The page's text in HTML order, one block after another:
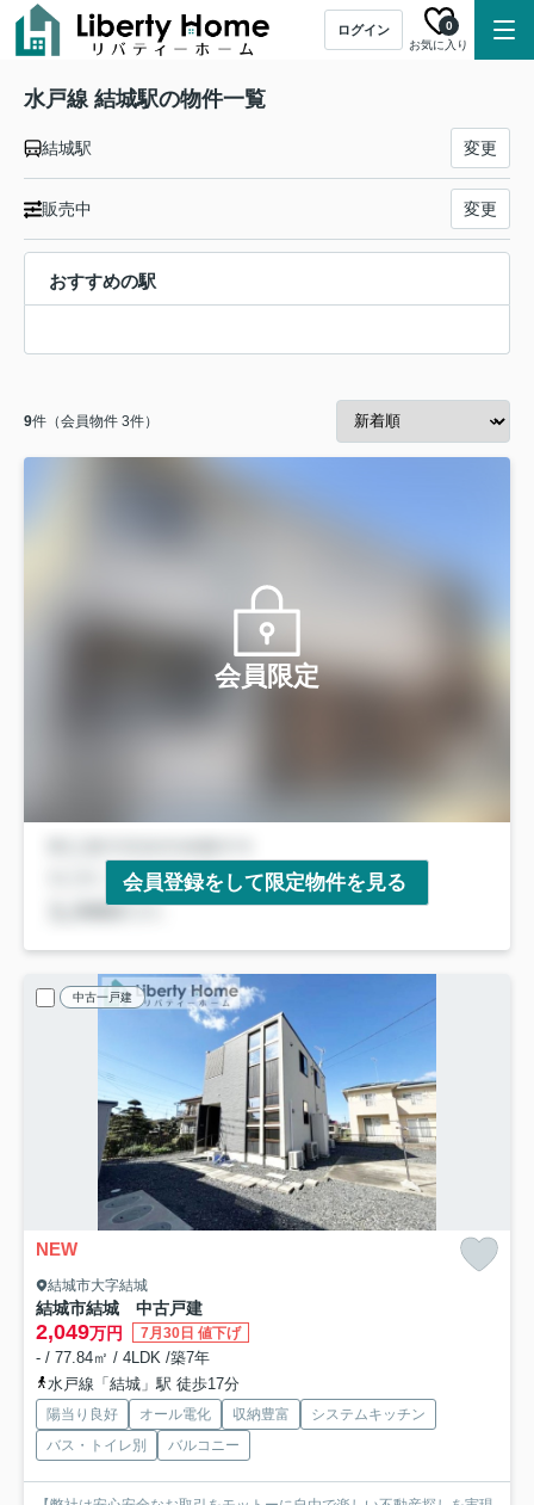
ログイン
お気に入り
0
水戸線 結城駅の物件一覧
結城駅 変更
販売中 変更
おすすめの駅
9件（会員物件 3件）
会員限定
会員登録をして限定物件を見る
中古一戸建
NEW
結城市大字結城
結城市結城 中古戸建
2,049万円 7月30日 値下げ
- / 77.84㎡ / 4LDK /築7年
水戸線「結城」駅 徒歩17分
陽当り良好 オール電化 収納豊富
システムキッチン
バス・トイレ別
バルコニー